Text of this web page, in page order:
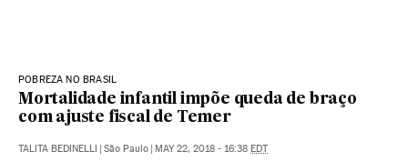
POBREZA NO BRASIL
Mortalidade infantil impõe queda de braço
com ajuste fiscal de Temer
TALITA BEDINELLI | São Paulo | MAY 22, 2018 - 16:38 EDT